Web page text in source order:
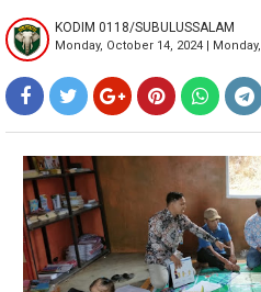
KODIM 0118/SUBULUSSALAM
Monday, October 14, 2024 |